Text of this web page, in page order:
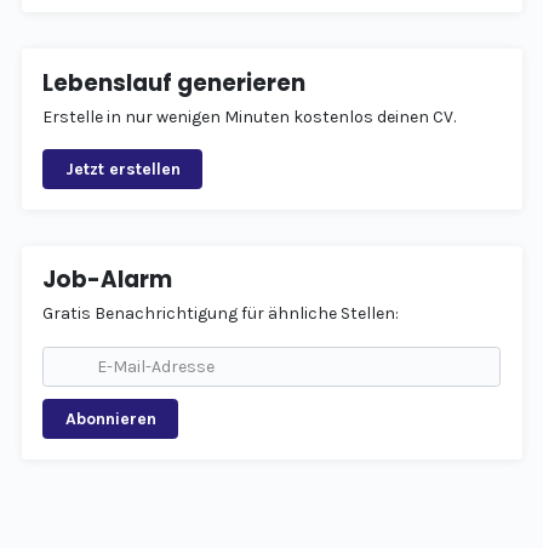
Lebenslauf generieren
Erstelle in nur wenigen Minuten kostenlos deinen CV.
Jetzt erstellen
Job-Alarm
Gratis Benachrichtigung für ähnliche Stellen:
Abonnieren